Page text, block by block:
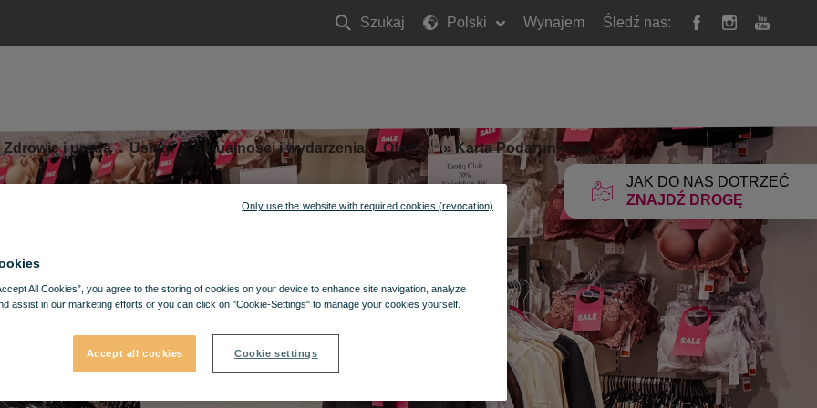
Szukaj
Szukaj
Polski Wynajem Śledź nas:
JAK DO NAS DOTRZEĆ
ZNAJDŹ DROGĘ
Zdrowie i uroda Usługi Aktualności i wydarzenia Oferty » Karta Podarunkowa
All Cookies”, you agree to the storing of cookies on your device to enhance site navigation, analyze
assist in our marketing efforts or you can click on "Cookie-Settings" to manage your cookies yourself.
Accept all cookies Cookie settings
Only use the website with required cookies (revocation)